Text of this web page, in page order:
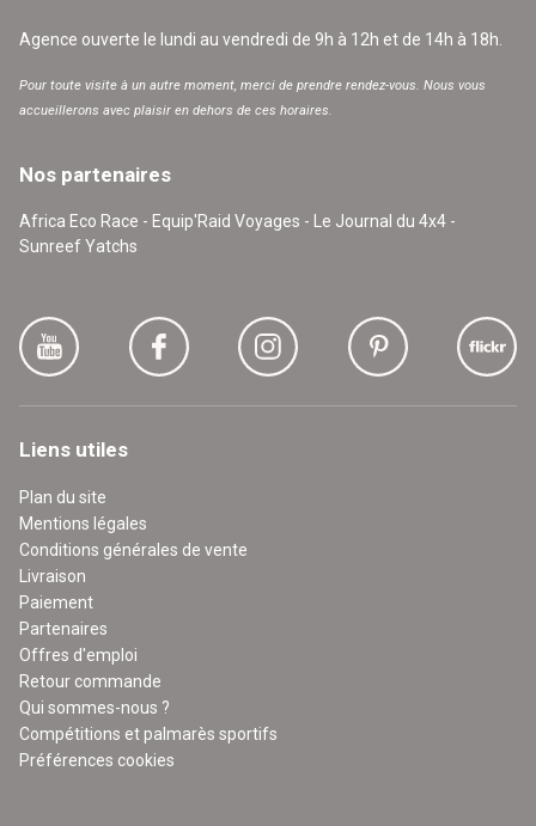
Agence ouverte le lundi au vendredi de 9h à 12h et de 14h à 18h.
Pour toute visite à un autre moment, merci de prendre rendez-vous. Nous vous
accueillerons avec plaisir en dehors de ces horaires.
Nos partenaires
Africa Eco Race - Equip'Raid Voyages - Le Journal du 4x4 -
Sunreef Yatchs
Liens utiles
Plan du site
Mentions légales
Conditions générales de vente
Livraison
Paiement
Partenaires
Offres d'emploi
Retour commande
Qui sommes-nous ?
Compétitions et palmarès sportifs
Préférences cookies